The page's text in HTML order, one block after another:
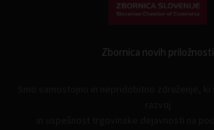
Zbornica novih priložnosti